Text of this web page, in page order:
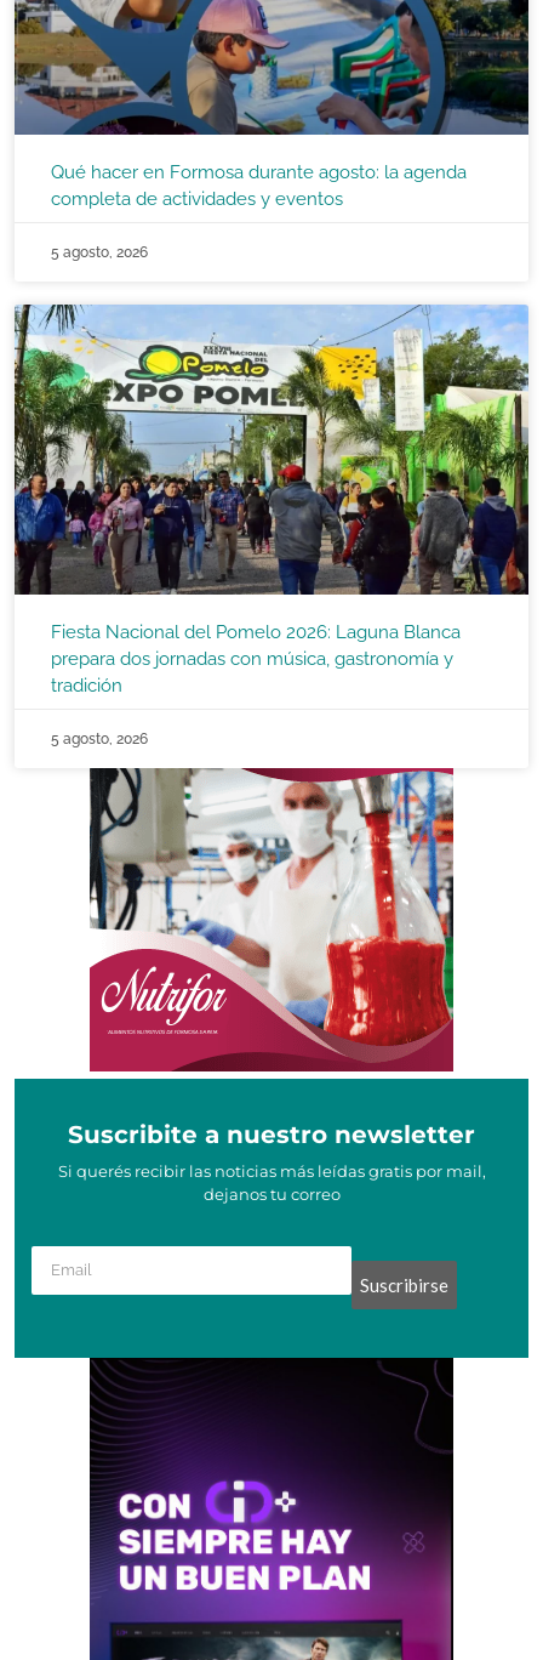
Qué hacer en Formosa durante agosto: la agenda
completa de actividades y eventos
5 agosto, 2026
Fiesta Nacional del Pomelo 2026: Laguna Blanca
prepara dos jornadas con música, gastronomía y
tradición
5 agosto, 2026
Suscribite a nuestro newsletter
Si querés recibir las noticias más leídas gratis por mail,
dejanos tu correo
Suscribirse